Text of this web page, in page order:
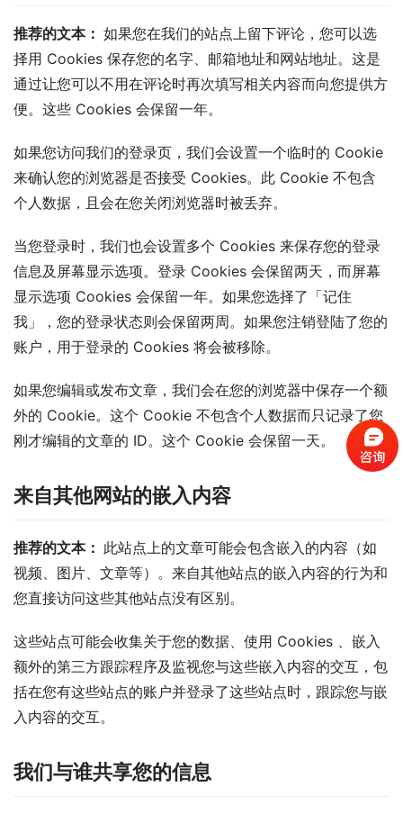
推荐的文本： 如果您在我们的站点上留下评论，您可以选
择用 Cookies 保存您的名字、邮箱地址和网站地址。这是
通过让您可以不用在评论时再次填写相关内容而向您提供方
便。这些 Cookies 会保留一年。
如果您访问我们的登录页，我们会设置一个临时的 Cookie
来确认您的浏览器是否接受 Cookies。此 Cookie 不包含
个人数据，且会在您关闭浏览器时被丢弃。
当您登录时，我们也会设置多个 Cookies 来保存您的登录
信息及屏幕显示选项。登录 Cookies 会保留两天，而屏幕
显示选项 Cookies 会保留一年。如果您选择了「记住
我」，您的登录状态则会保留两周。如果您注销登陆了您的
账户，用于登录的 Cookies 将会被移除。
如果您编辑或发布文章，我们会在您的浏览器中保存一个额
外的 Cookie。这个 Cookie 不包含个人数据而只记录了您
刚才编辑的文章的 ID。这个 Cookie 会保留一天。
来自其他网站的嵌入内容
推荐的文本： 此站点上的文章可能会包含嵌入的内容（如
视频、图片、文章等）。来自其他站点的嵌入内容的行为和
您直接访问这些其他站点没有区别。
这些站点可能会收集关于您的数据、使用 Cookies 、嵌入
额外的第三方跟踪程序及监视您与这些嵌入内容的交互，包
括在您有这些站点的账户并登录了这些站点时，跟踪您与嵌
入内容的交互。
我们与谁共享您的信息